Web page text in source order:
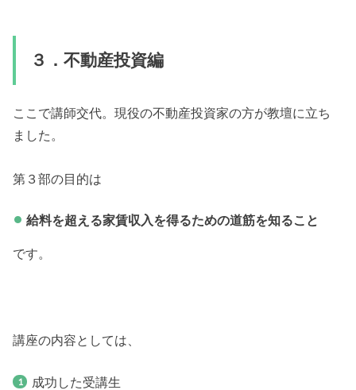
３．不動産投資編
ここで講師交代。現役の不動産投資家の方が教壇に立ち
ました。
第３部の目的は
給料を超える家賃収入を得るための道筋を知ること
です。
講座の内容としては、
成功した受講生